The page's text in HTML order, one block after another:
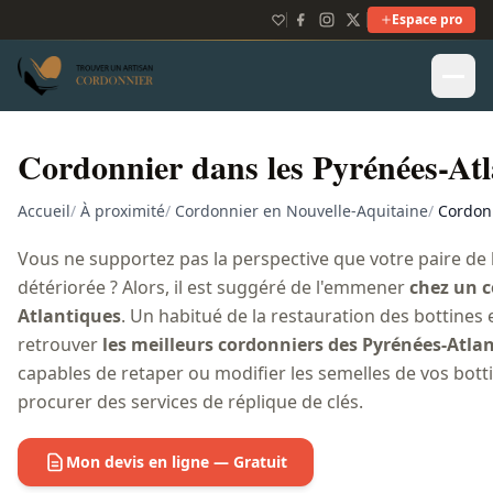
Espace pro
Cordonnier dans les Pyrénées-
Accueil/ À proximité/ Cordonnier en Nouvelle-Aquitaine/
Vous ne supportez pas la perspective que votre paire
détériorée ? Alors, il est suggéré de l'emmenerchez un
Atlantiques. Un habitué de la restauration des bottines
retrouver les meilleurs cordonniers des Pyrénées-
capables de retaper ou modifier les semelles de vos
procurer des services de réplique de clés.
Mon devis en ligne — Gratuit